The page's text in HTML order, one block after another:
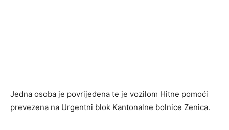
Jedna osoba je povrijeđena te je vozilom Hitne pomoći
prevezena na Urgentni blok Kantonalne bolnice Zenica.